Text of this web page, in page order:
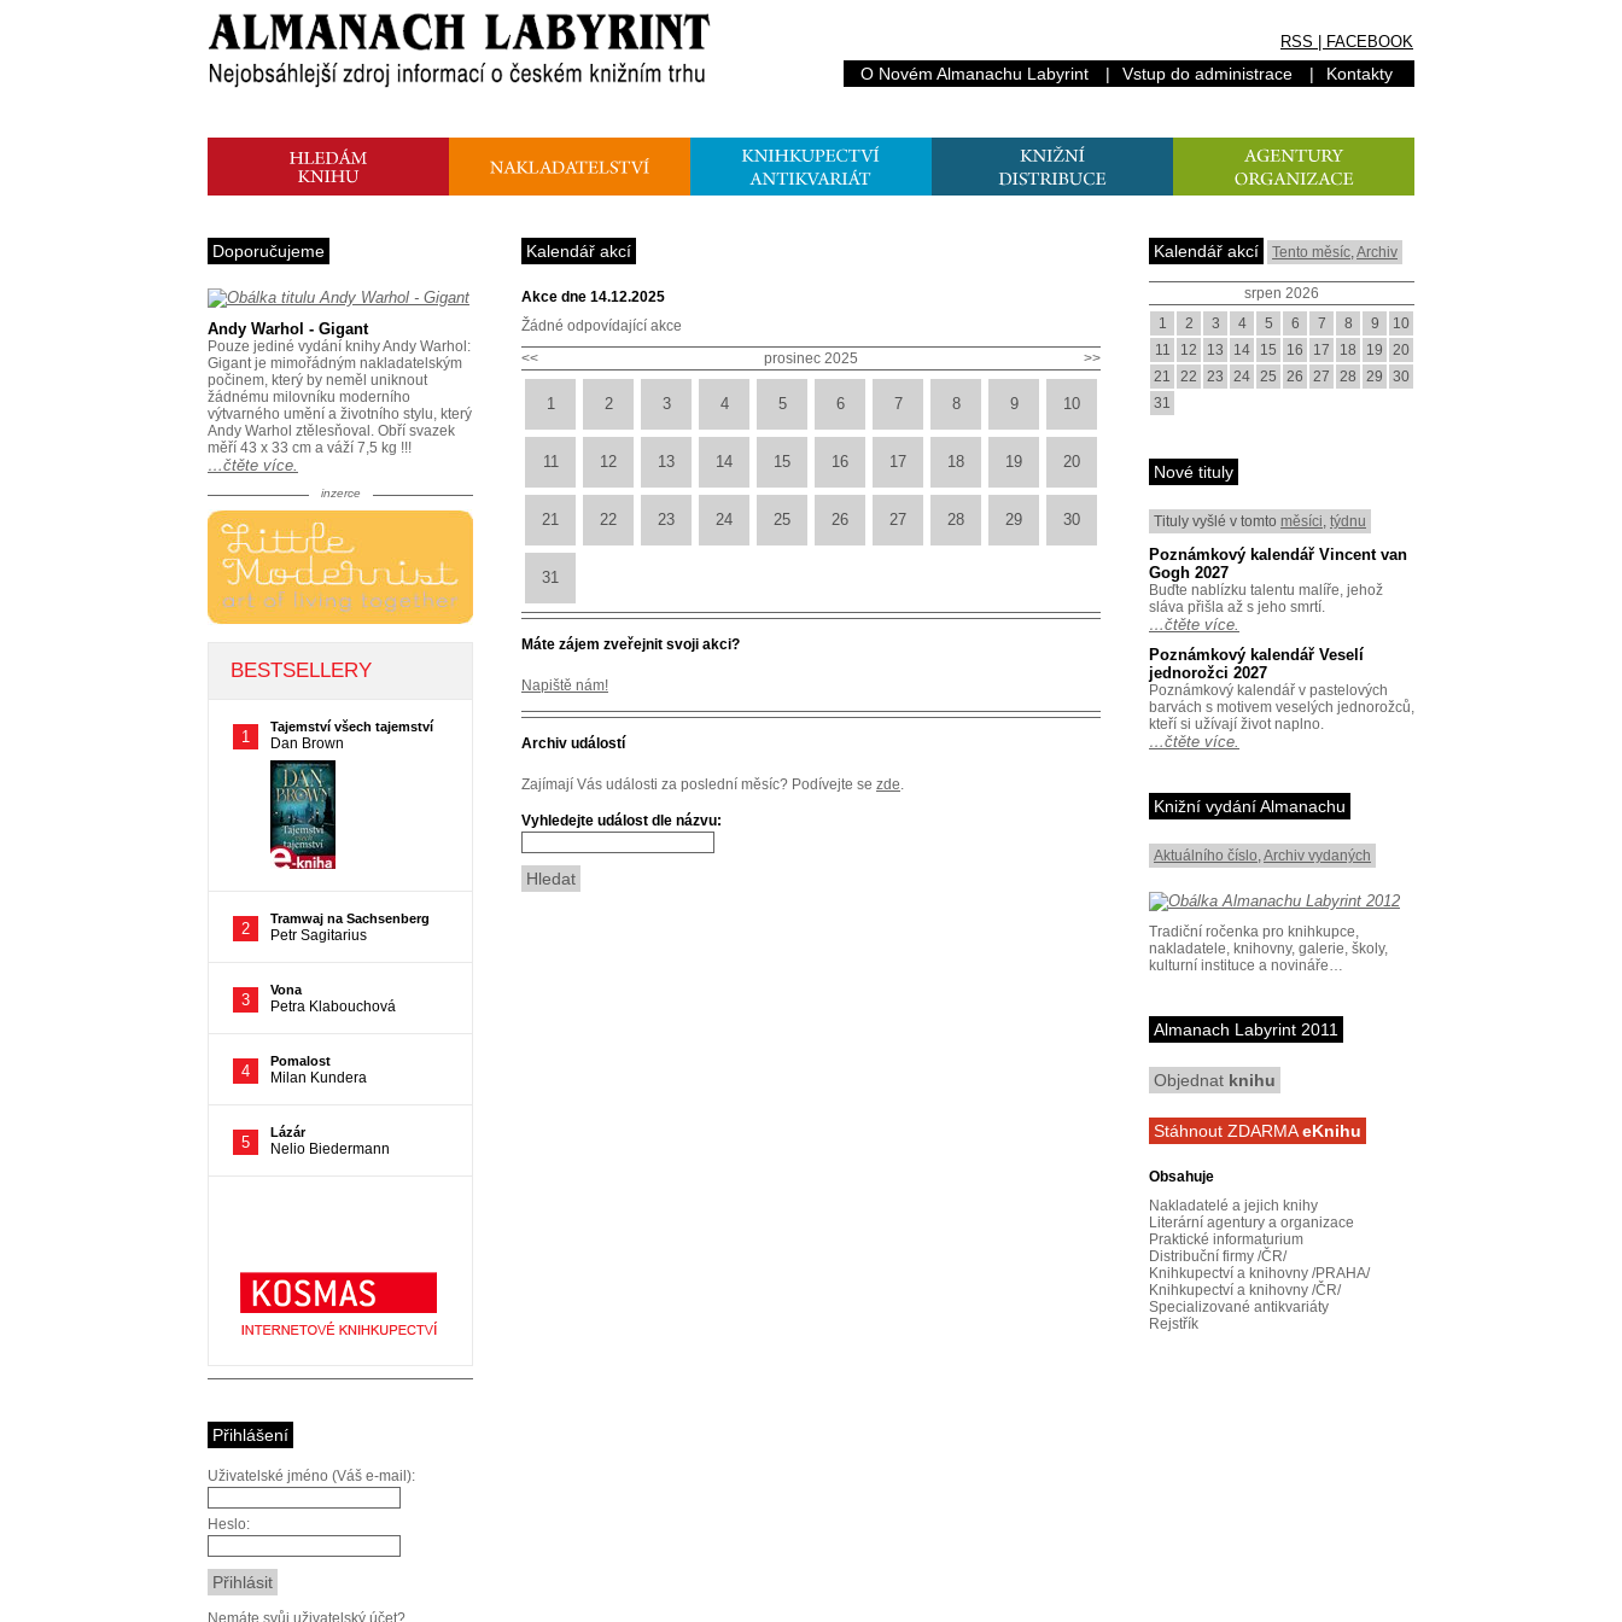
RSS FACEBOOK
O Novém Almanachu Labyrint | Vstup do administrace | Kontakty
Kalendář akcí
Akce dne 14.12.2025
Žádné odpovídající akce
<<
>>
prosinec 2025
1 2 3 4 5 6 7 8 9 10
11 12 13 14 15 16 17 18 19 20
21 22 23 24 25 26 27 28 29 30
31
Máte zájem zveřejnit svoji akci?
Napiště nám!
Archiv událostí
Zajímají Vás události za poslední měsíc? Podívejte se zde.
Vyhledejte událost dle názvu:
Doporučujeme
Andy Warhol - Gigant
Pouze jediné vydání knihy Andy Warhol:
Gigant je mimořádným nakladatelským
počinem, který by neměl uniknout
žádnému milovníku moderního
výtvarného umění a životního stylu, který
Andy Warhol ztělesňoval. Obří svazek
měří 43 x 33 cm a váží 7,5 kg !!!
…čtěte více.
inzerce
Přihlášení
Uživatelské jméno (Váš e-mail):
Heslo:
Nemáte svůj uživatelský účet?
Kalendář akcí Tento měsíc,Archiv
srpen 2026
1
2 3 4 5 6 7 8 9
10
11
12 13 14 15 16 17 18 19
20
21
22 23 24 25 26 27 28 29
30
31
Nové tituly
Tituly vyšlé v tomto měsíci, týdnu
Poznámkový kalendář Vincent van
Gogh 2027
Buďte nablízku talentu malíře, jehož
sláva přišla až s jeho smrtí.
…čtěte více.
Poznámkový kalendář Veselí
jednorožci 2027
Poznámkový kalendář v pastelových
barvách s motivem veselých jednorožců,
kteří si užívají život naplno.
…čtěte více.
Knižní vydání Almanachu
Aktuálního číslo,Archiv vydaných
Tradiční ročenka pro knihkupce,
nakladatele, knihovny, galerie, školy,
kulturní instituce a novináře…
Almanach Labyrint 2011
Objednat knihu
Stáhnout ZDARMAeKnihu
Obsahuje
Nakladatelé a jejich knihy
Literární agentury a organizace
Praktické informaturium
Distribuční firmy /ČR/
Knihkupectví a knihovny /PRAHA/
Knihkupectví a knihovny /ČR/
Specializované antikvariáty
Rejstřík